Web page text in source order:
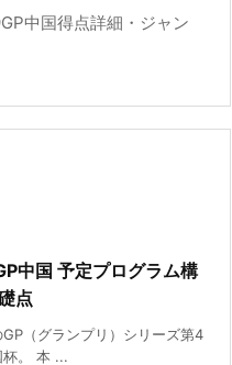
中国得点詳細・ジャン
中国 予定プログラム構
点
（グランプリ）シリーズ第4
。 本 ...